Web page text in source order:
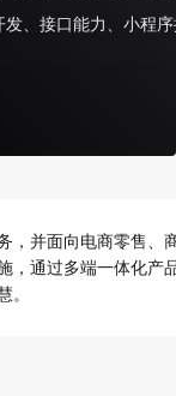
发、接口能力、小程
，并面向电商零售
，通过多端一体化
。